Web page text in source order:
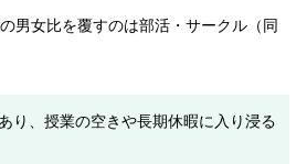
男女比を覆すのは部活・サークル（同
り、授業の空きや長期休暇に入り浸る